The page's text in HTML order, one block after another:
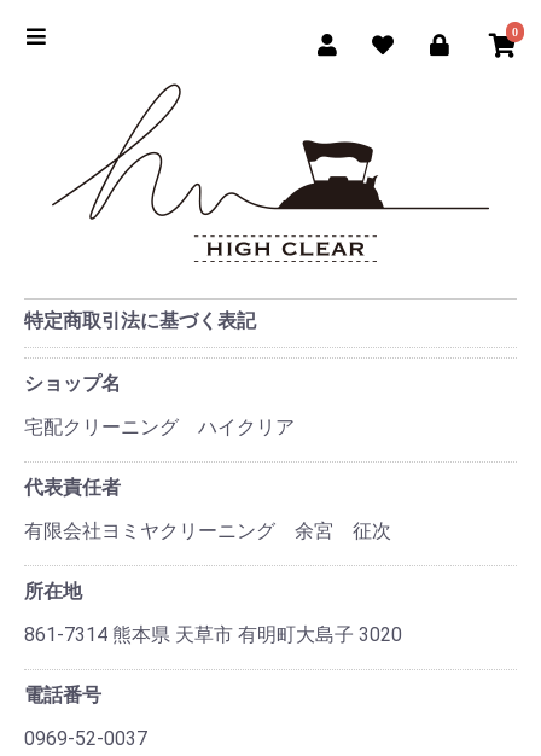
0
特定商取引法に基づく表記
ショップ名
宅配クリーニング ハイクリア
代表責任者
有限会社ヨミヤクリーニング 余宮 征次
所在地
861-7314 熊本県 天草市 有明町大島子 3020
電話番号
0969-52-0037